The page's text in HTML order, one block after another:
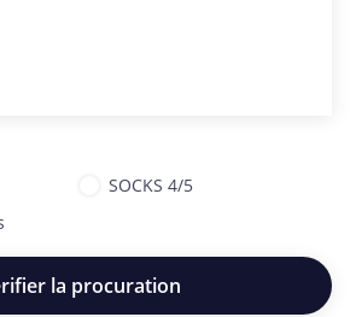
SOCKS 4/5
la procuration